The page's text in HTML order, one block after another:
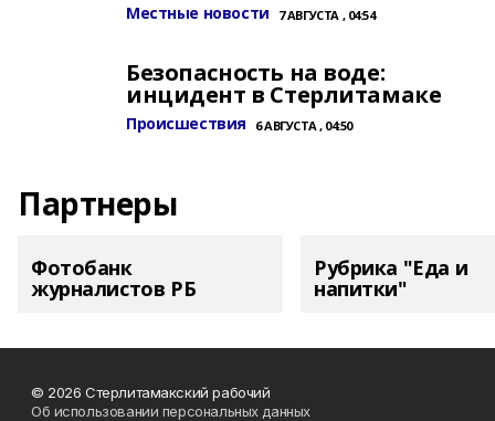
Местные новости 7 АВГУСТА , 04:54
Безопасность на воде:
инцидент в Стерлитамаке
Происшествия 6 АВГУСТА , 04:50
Партнеры
Фотобанк
журналистов РБ
Рубрика "Еда и
напитки"
© 2026 Стерлитамакский рабочий
Об использовании персональных данных